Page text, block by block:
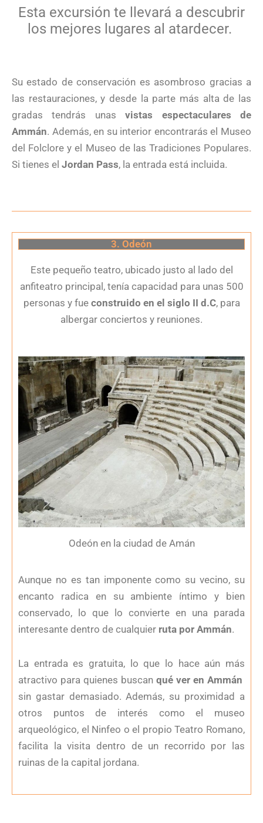
Esta excursión te llevará a descubrir
los mejores lugares al atardecer.
Su estado de conservación es asombroso gracias a
las restauraciones, y desde la parte más alta de las
gradas tendrás unasvistas espectaculares de
Ammán. Además, en su interior encontrarás el Museo
del Folclore y el Museo de las Tradiciones Populares.
Si tienes el Jordan Pass, la entrada está incluida.
3. Odeón
Este pequeño teatro, ubicado justo al lado del
anfiteatro principal, tenía capacidad para unas 500
personas y fue construido en el siglo II d.C, para
albergar conciertos y reuniones.
Odeón en la ciudad de Amán
Aunque no es tan imponente como su vecino, su
encanto radica en su ambiente íntimo y bien
conservado, lo que lo convierte en una parada
interesante dentro de cualquier ruta por Ammán.
La entrada es gratuita, lo que lo hace aún más
atractivo para quienes buscan qué ver en Ammán
sin gastar demasiado. Además, su proximidad a
otros puntos de interés como el museo
arqueológico, el Ninfeo o el propio Teatro Romano,
facilita la visita dentro de un recorrido por las
ruinas de la capital jordana.